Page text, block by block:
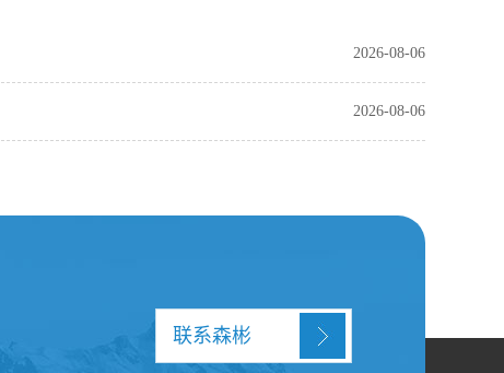
2026-08-06
2026-08-06
联系森彬